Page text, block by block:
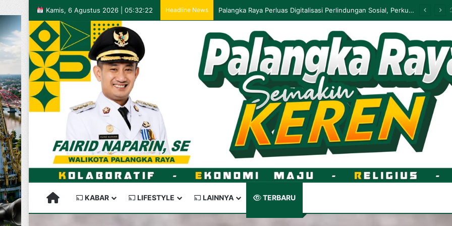
Kamis, 6 Agustus 2026 | 05:32:22 Headline News PUPR Kalteng Bantah Proyek Jalur Sepeda Gagal, Perbaikan Masih Berjalan
PALANGKARAYA SEMAKIN KEREN
KABAR LIFESTYLE LAINNYA TERBARU